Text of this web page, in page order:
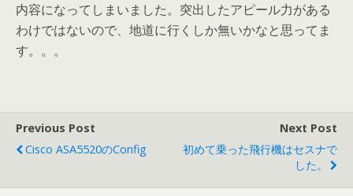
内容になってしまいました。突出したアピール力がある
わけではないので、地道に行くしか無いかなと思ってま
す。。。
Previous Post
Cisco ASA5520のconfig
Next Post
初めて乗った飛行機はセスナで
した。